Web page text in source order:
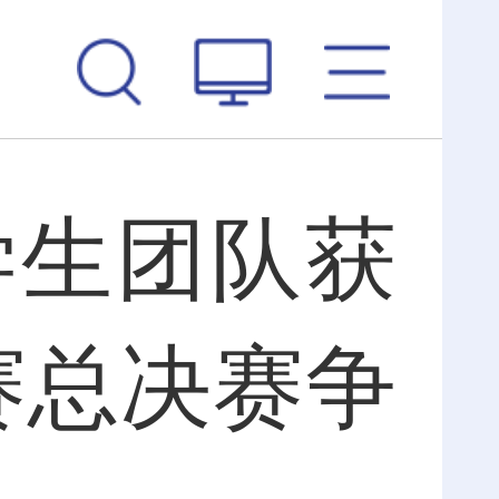
团队获
决赛争